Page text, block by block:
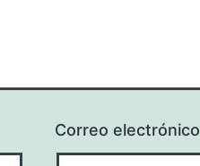
Correo electrónico